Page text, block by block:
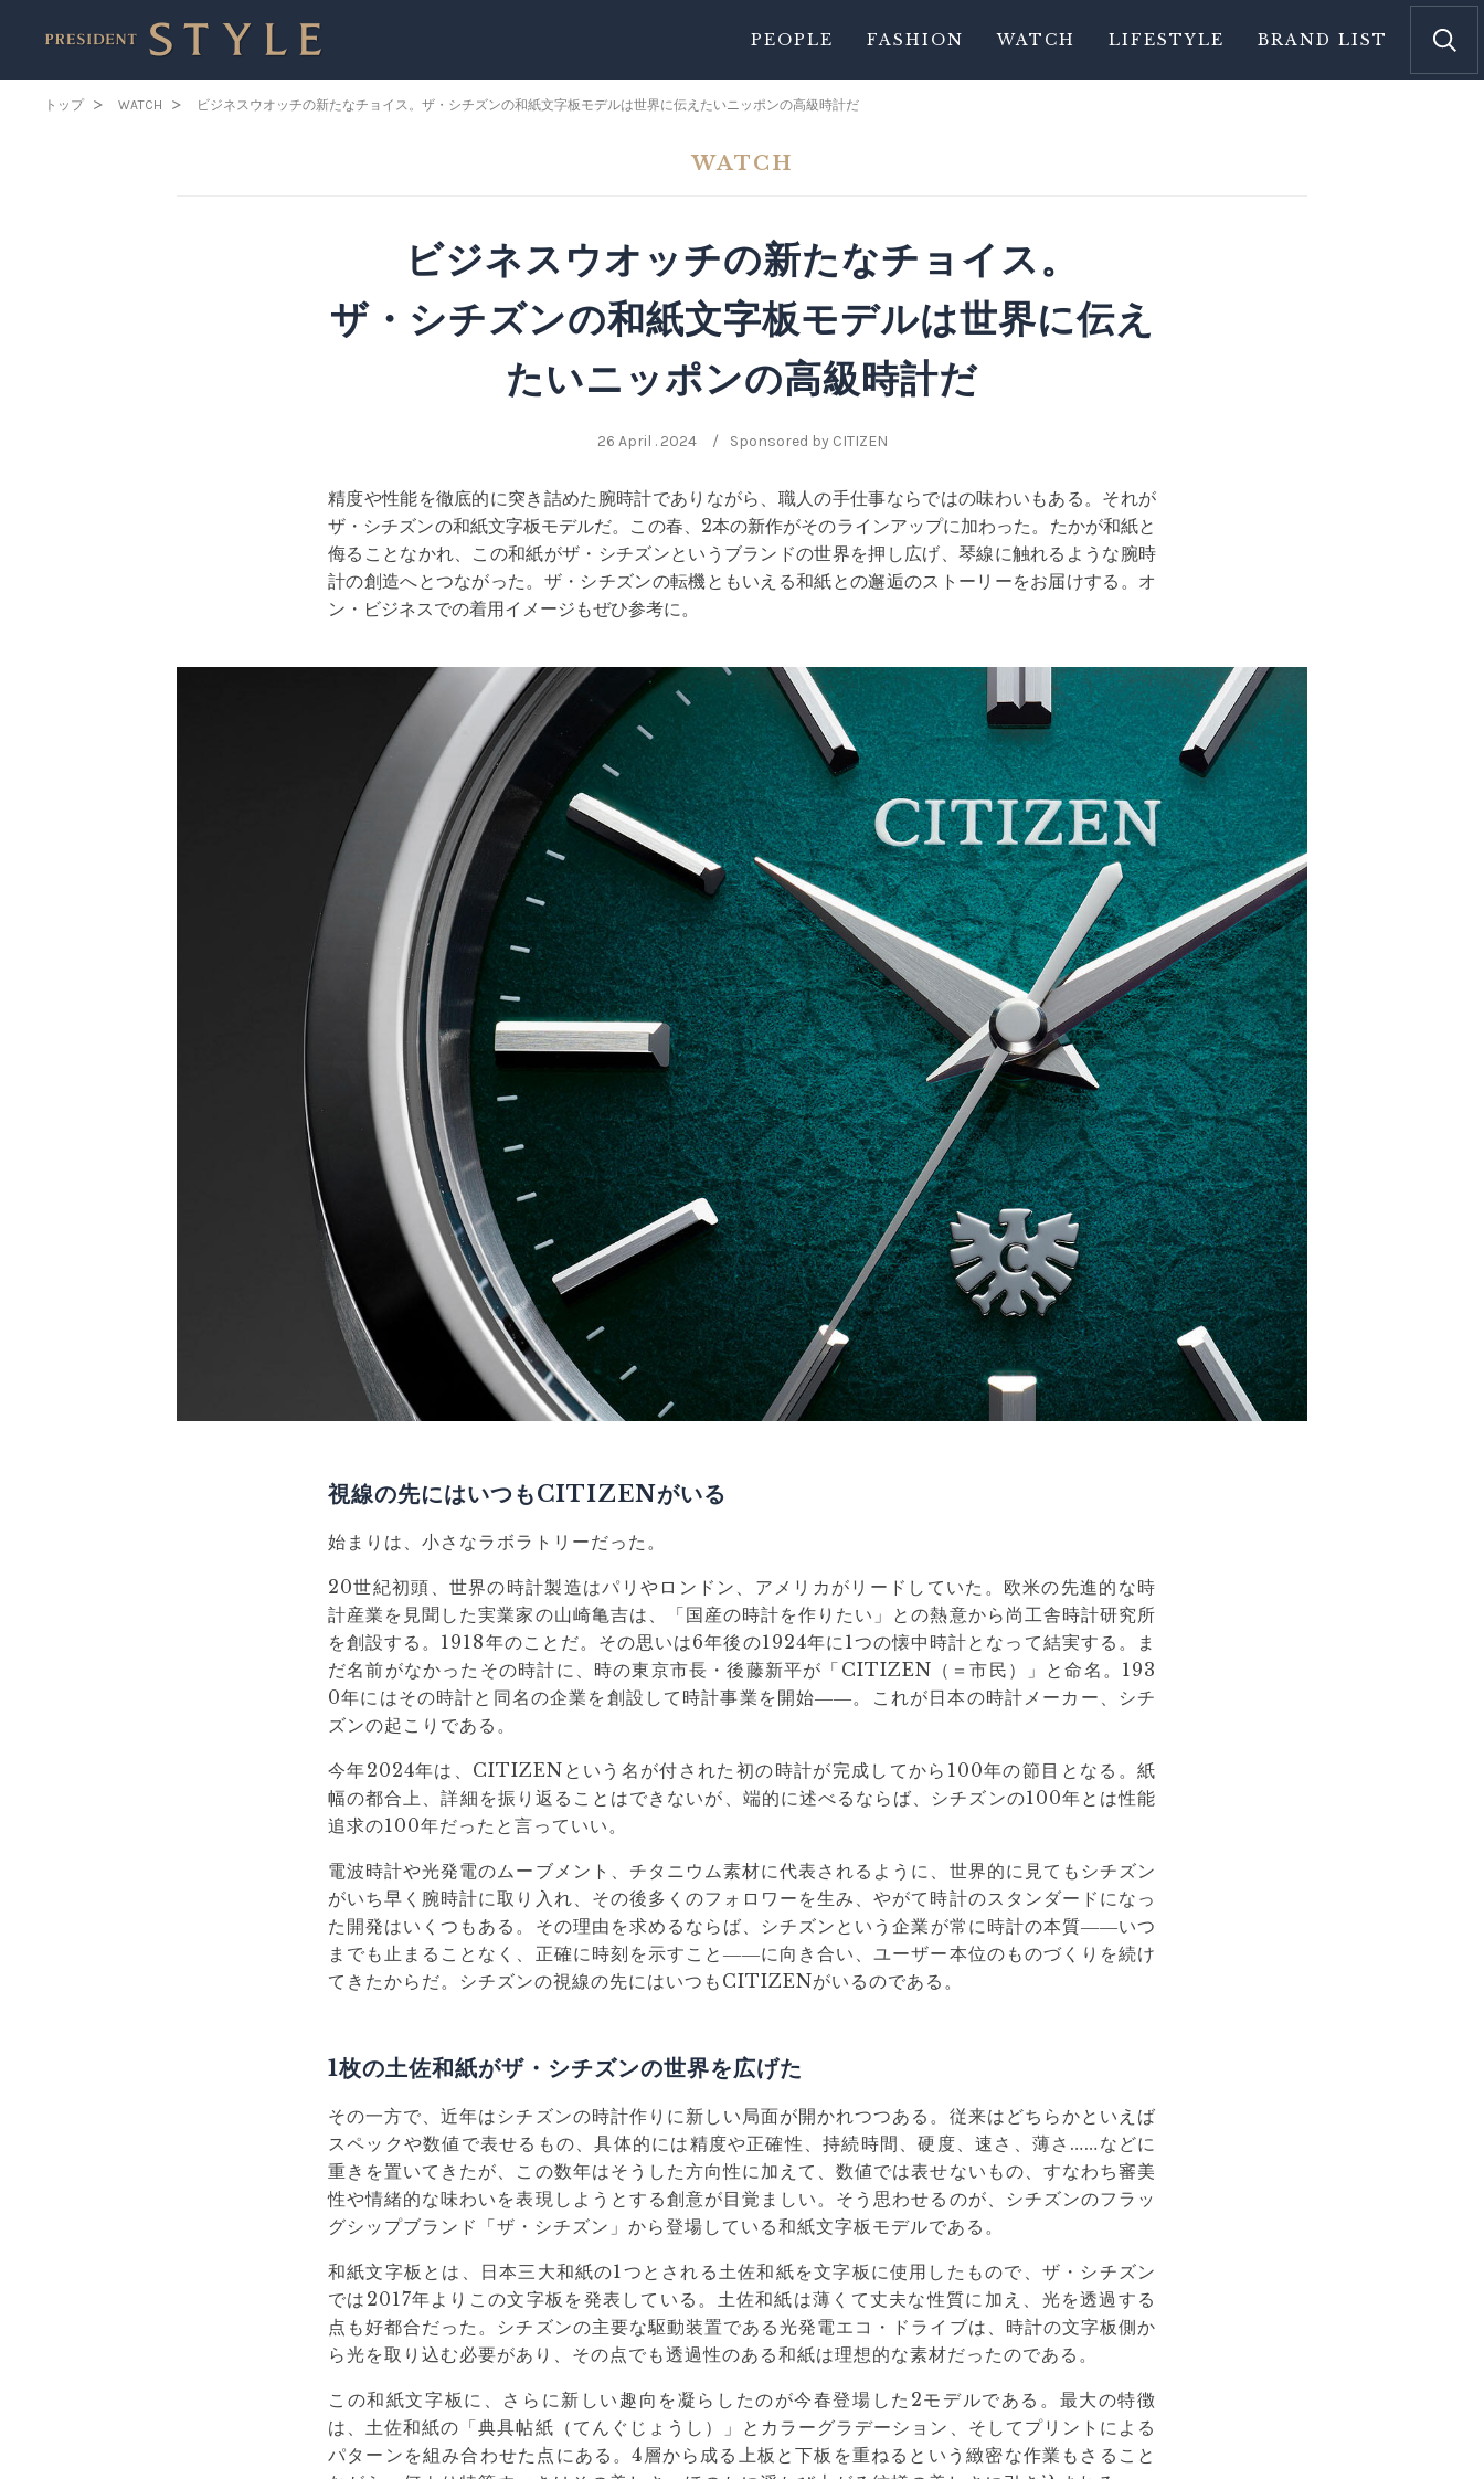
PEOPLE FASHION WATCH LIFESTYLE BRAND LIST
トップ WATCH ビジネスウオッチの新たなチョイス。ザ・シチズンの和紙文字板モデルは世界に伝えたいニッポンの高級時計だ
WATCH
ビジネスウオッチの新たなチョイス。
ザ・シチズンの和紙文字板モデルは世界に伝え
たいニッポンの高級時計だ
26 April . 2024 Sponsored by CITIZEN
精度や性能を徹底的に突き詰めた腕時計でありながら、職人の手仕事ならではの味わいもある。それが
ザ・シチズンの和紙文字板モデルだ。この春、2本の新作がそのラインアップに加わった。たかが和紙と
侮ることなかれ、この和紙がザ・シチズンというブランドの世界を押し広げ、琴線に触れるような腕時
計の創造へとつながった。ザ・シチズンの転機ともいえる和紙との邂逅のストーリーをお届けする。オ
ン・ビジネスでの着用イメージもぜひ参考に。
視線の先にはいつもCITIZENがいる
始まりは、小さなラボラトリーだった。
20世紀初頭、世界の時計製造はパリやロンドン、アメリカがリードしていた。欧米の先進的な時
計産業を見聞した実業家の山崎亀吉は、「国産の時計を作りたい」との熱意から尚工舎時計研究所
を創設する。1918年のことだ。その思いは6年後の1924年に1つの懐中時計となって結実する。ま
だ名前がなかったその時計に、時の東京市長・後藤新平が「CITIZEN（＝市民）」と命名。193
0年にはその時計と同名の企業を創設して時計事業を開始――。これが日本の時計メーカー、シチ
ズンの起こりである。
今年2024年は、CITIZENという名が付された初の時計が完成してから100年の節目となる。紙
幅の都合上、詳細を振り返ることはできないが、端的に述べるならば、シチズンの100年とは性能
追求の100年だったと言っていい。
電波時計や光発電のムーブメント、チタニウム素材に代表されるように、世界的に見てもシチズン
がいち早く腕時計に取り入れ、その後多くのフォロワーを生み、やがて時計のスタンダードになっ
た開発はいくつもある。その理由を求めるならば、シチズンという企業が常に時計の本質――いつ
までも止まることなく、正確に時刻を示すこと――に向き合い、ユーザー本位のものづくりを続け
てきたからだ。シチズンの視線の先にはいつもCITIZENがいるのである。
1枚の土佐和紙がザ・シチズンの世界を広げた
その一方で、近年はシチズンの時計作りに新しい局面が開かれつつある。従来はどちらかといえば
スペックや数値で表せるもの、具体的には精度や正確性、持続時間、硬度、速さ、薄さ……などに
重きを置いてきたが、この数年はそうした方向性に加えて、数値では表せないもの、すなわち審美
性や情緒的な味わいを表現しようとする創意が目覚ましい。そう思わせるのが、シチズンのフラッ
グシップブランド「ザ・シチズン」から登場している和紙文字板モデルである。
和紙文字板とは、日本三大和紙の1つとされる土佐和紙を文字板に使用したもので、ザ・シチズン
では2017年よりこの文字板を発表している。土佐和紙は薄くて丈夫な性質に加え、光を透過する
点も好都合だった。シチズンの主要な駆動装置である光発電エコ・ドライブは、時計の文字板側か
ら光を取り込む必要があり、その点でも透過性のある和紙は理想的な素材だったのである。
この和紙文字板に、さらに新しい趣向を凝らしたのが今春登場した2モデルである。最大の特徴
は、土佐和紙の「典具帖紙（てんぐじょうし）」とカラーグラデーション、そしてプリントによる
パターンを組み合わせた点にある。4層から成る上板と下板を重ねるという緻密な作業もさること